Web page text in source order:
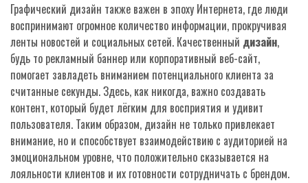
Графический дизайн также важен в эпоху Интернета, где люди
воспринимают огромное количество информации, прокручивая
ленты новостей и социальных сетей. Качественный дизайн,
будь то рекламный баннер или корпоративный веб-сайт,
помогает завладеть вниманием потенциального клиента за
считанные секунды. Здесь, как никогда, важно создавать
контент, который будет лёгким для восприятия и удивит
пользователя. Таким образом, дизайн не только привлекает
внимание, но и способствует взаимодействию с аудиторией на
эмоциональном уровне, что положительно сказывается на
лояльности клиентов и их готовности сотрудничать с брендом.